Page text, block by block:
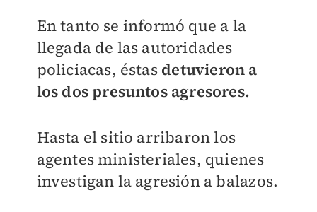
En tanto se informó que a la
llegada de las autoridades
policiacas, éstas detuvieron a
los dos presuntos agresores.
Hasta el sitio arribaron los
agentes ministeriales, quienes
investigan la agresión a balazos.